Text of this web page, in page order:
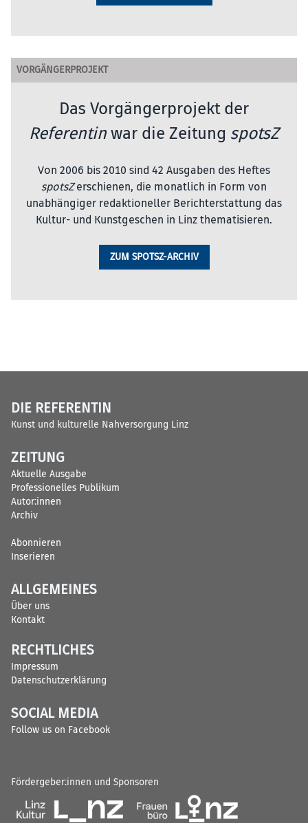
VORGÄNGERPROJEKT
Das Vorgängerprojekt der
Referentinwar die Zeitung spotsZ
Von 2006 bis 2010 sind 42 Ausgaben des Heftes
spotsZerschienen, die monatlich in Form von
unabhängiger redaktioneller Berichterstattung das
Kultur- und Kunstgeschen in Linz thematisieren.
ZUM SPOTSZ-ARCHIV
DIE REFERENTIN
Kunst und kulturelle Nahversorgung Linz
ZEITUNG
Aktuelle Ausgabe
Professionelles Publikum
Autor:innen
Archiv
Abonnieren
Inserieren
ALLGEMEINES
Über uns
Kontakt
RECHTLICHES
Impressum
Datenschutzerklärung
SOCIAL MEDIA
Follow us on Facebook
Fördergeber:innen und Sponsoren